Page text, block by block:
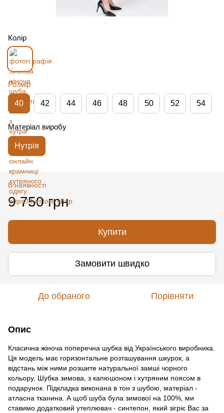
Колір
Розмір
40 42 44 46 48 50 52 54
Матеріал виробу
Нутрія
В наявності
9 750 грн
Купити
Замовити швидко
До обраного Порівняти
Опис
Класична жіноча поперечна шубка від Українського виробника.
Ця модель має горизонтальне розташування шкурок, а
відстань між ними розшите натуральної замші чорного
кольору. Шубка зимова, з капюшоном і хутряним поясом в
подарунок. Підкладка виконана в тон з шубою, матеріал -
атласна тканина. А щоб шуба була зимової на 100%, ми
ставимо додатковий утеплювач - синтепон, який зігріє Вас за